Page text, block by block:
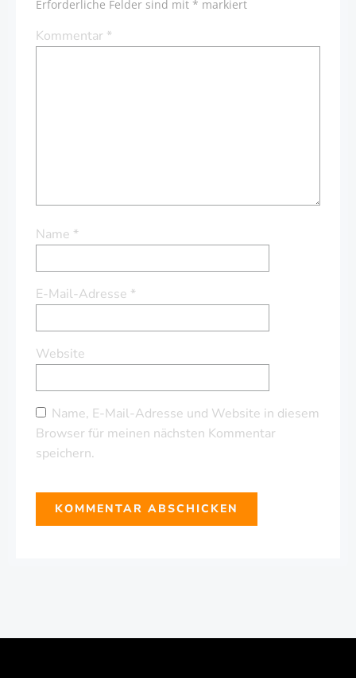
Erforderliche Felder sind mit * markiert
Kommentar *
Name *
E-Mail-Adresse *
Website
Name, E-Mail-Adresse und Website in diesem
Browser für meinen nächsten Kommentar
speichern.